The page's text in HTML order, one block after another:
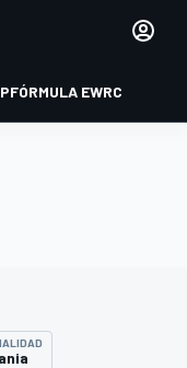
FÓRMULA EWRC